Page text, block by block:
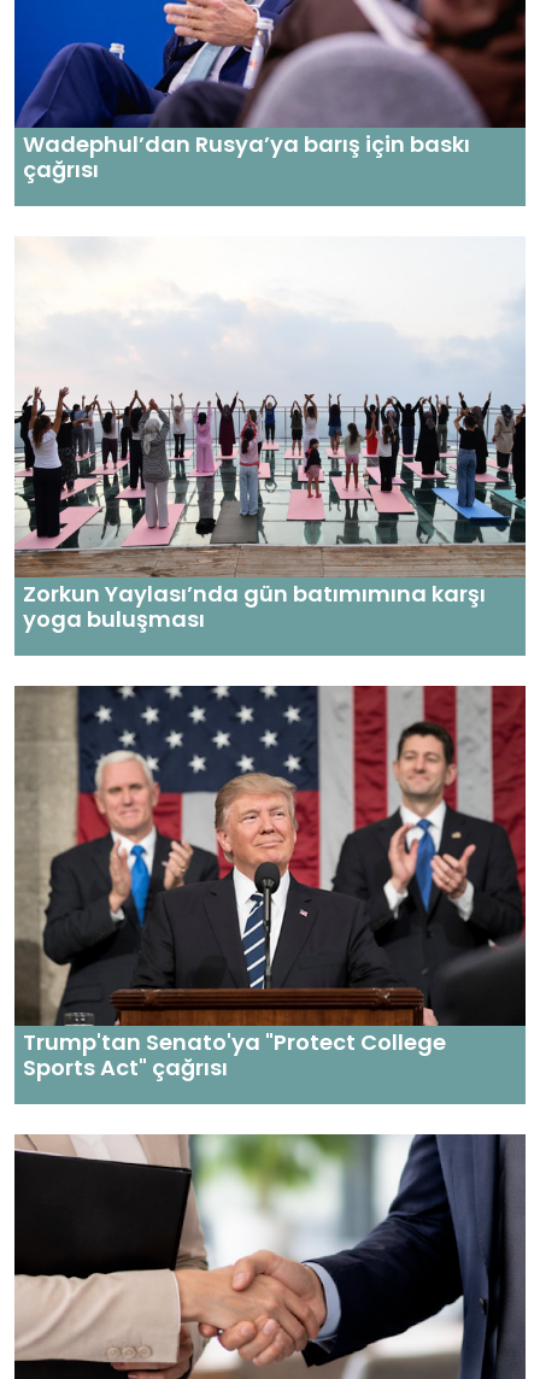
Wadephul’dan Rusya’ya barış için baskı
çağrısı
Zorkun Yaylası’nda gün batımımına karşı
yoga buluşması
Trump'tan Senato'ya "Protect College
Sports Act" çağrısı